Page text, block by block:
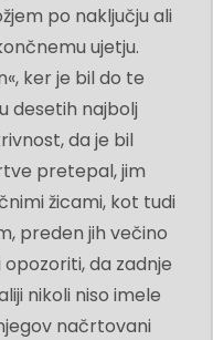
po naključju ali
ujetju.
ker je bil do te
desetih najbolj
da je bil
pretepal, jim
žicami, kot tudi
preden jih večino
opozoriti, da zadnje
nikoli niso imele
načrtovani